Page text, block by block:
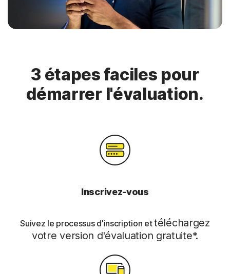
3 étapes faciles pour
démarrer l'évaluation.
Inscrivez-vous
Suivez le processus d'inscription ettéléchargez
votre version d'évaluation gratuite*.